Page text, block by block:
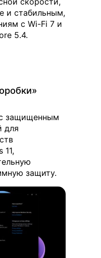
и стабильным,
с Wi-Fi 7 и
5.4.
защищенным
для
11,
защиту.